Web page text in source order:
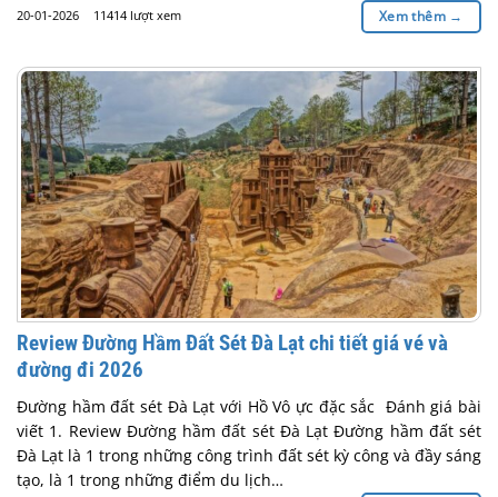
20-01-2026 11414 lượt xem Xem thêm →
Review Đường Hầm Đất Sét Đà Lạt chi tiết giá vé và
đường đi 2026
Đường hầm đất sét Đà Lạt với Hồ Vô ực đặc sắc Đánh giá bài
viết 1. Review Đường hầm đất sét Đà Lạt Đường hầm đất sét
Đà Lạt là 1 trong những công trình đất sét kỳ công và đầy sáng
tạo, là 1 trong những điểm du lịch…